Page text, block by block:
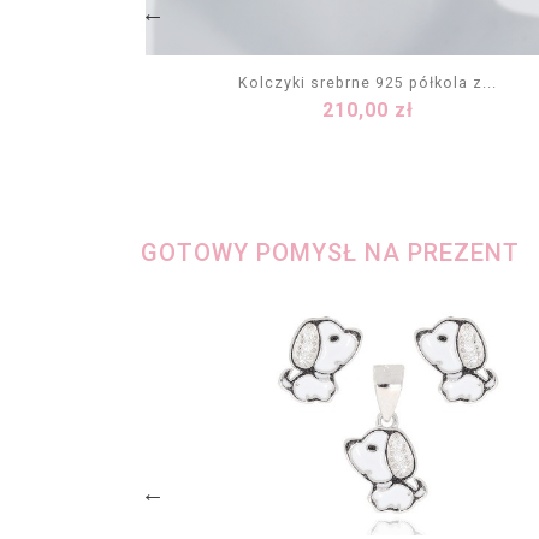
Kolczyki srebrne 925 półkola z...
Cena
210,00 zł
DODAJ DO KOSZYKA
GOTOWY POMYSŁ NA PREZENT